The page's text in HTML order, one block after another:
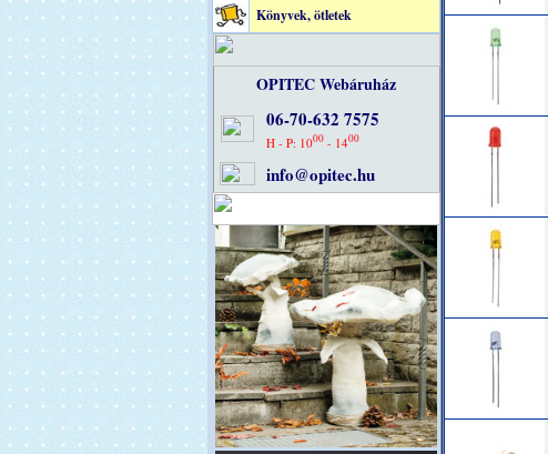
Könyvek, ötletek
OPITEC Webáruház
06-70-632 7575
H - P: 1000- 1400
info@opitec.hu